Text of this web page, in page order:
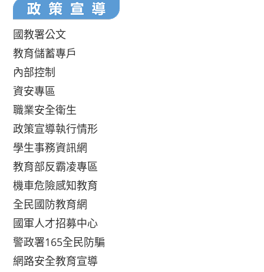
國教署公文
教育儲蓄專戶
內部控制
資安專區
職業安全衛生
政策宣導執行情形
學生事務資訊網
教育部反霸凌專區
機車危險感知教育
全民國防教育網
國軍人才招募中心
警政署165全民防騙
網路安全教育宣導